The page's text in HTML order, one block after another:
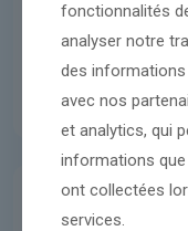
Donald Trump
fonctionnalités
analyser notre
des
avec nos
et analytics, qui
informations que
ont collectées
services.